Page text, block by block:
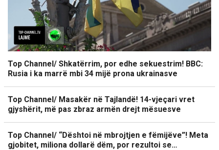
Top Channel/ Shkatërrim, por edhe sekuestrim! BBC:
Rusia i ka marrë mbi 34 mijë prona ukrainasve
Top Channel/ Masakër në Tajlandë! 14-vjeçari vret
gjyshërit, më pas zbraz armën drejt mësuesve
Top Channel/ “Dështoi në mbrojtjen e fëmijëve”! Meta
gjobitet, miliona dollarë dëm, por rezultoi se…